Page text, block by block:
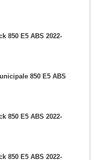
850 E5 ABS 2022-
850 E5 ABS
850 E5 ABS 2022-
850 E5 ABS 2022-